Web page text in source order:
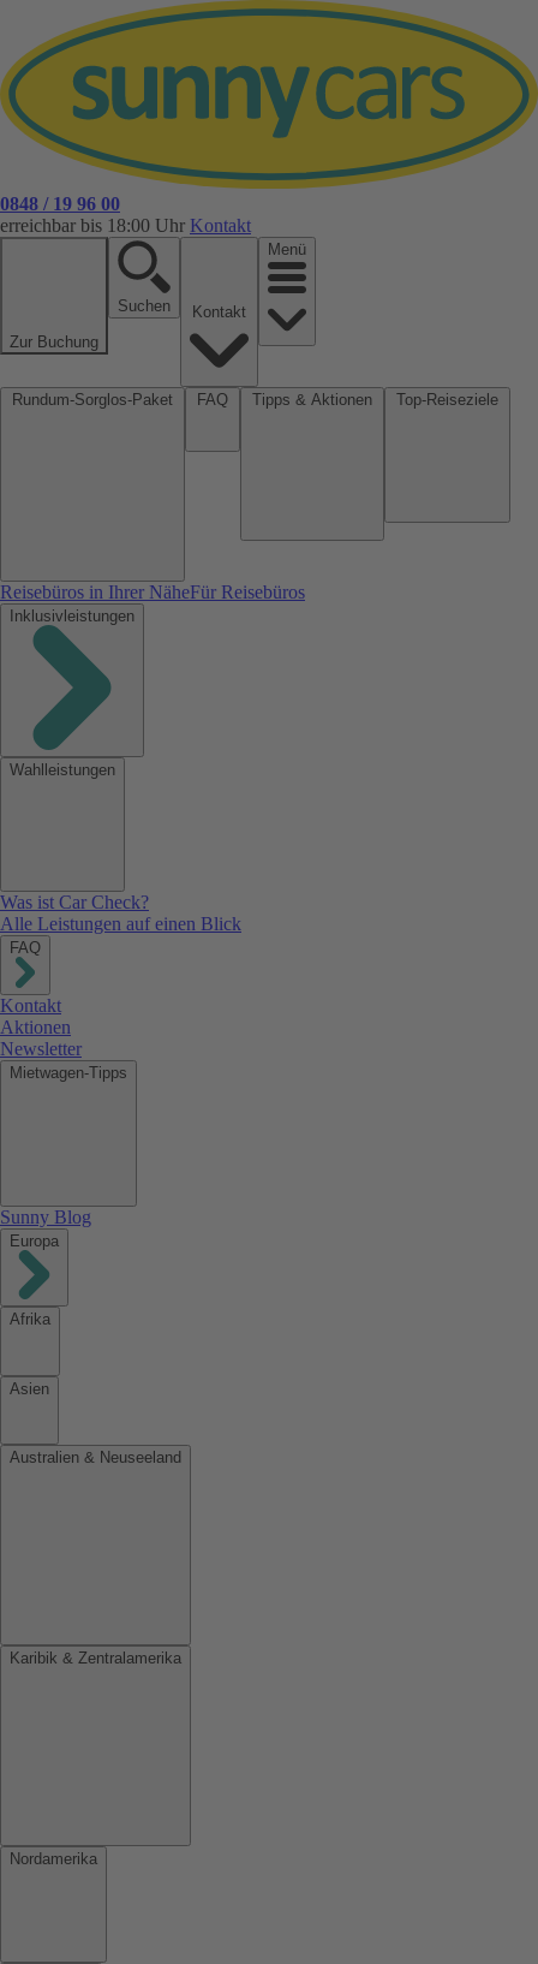
0848 / 19 96 00
erreichbar bis 18:00 Uhr Kontakt
Zur Buchung
Suchen
Menü
Reisebüros in Ihrer NäheFür Reisebüros
Inklusivleistungen
Wahlleistungen
Was ist Car Check?
Alle Leistungen auf einen Blick
FAQ
Kontakt
Aktionen
Newsletter
Mietwagen-Tipps
Sunny Blog
Europa
Afrika
Asien
Australien & Neuseeland
Karibik & Zentralamerika
Nordamerika